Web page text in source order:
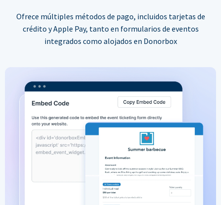
Ofrece múltiples métodos de pago, incluidos tarjetas de
crédito y Apple Pay, tanto en formularios de eventos
integrados como alojados en Donorbox